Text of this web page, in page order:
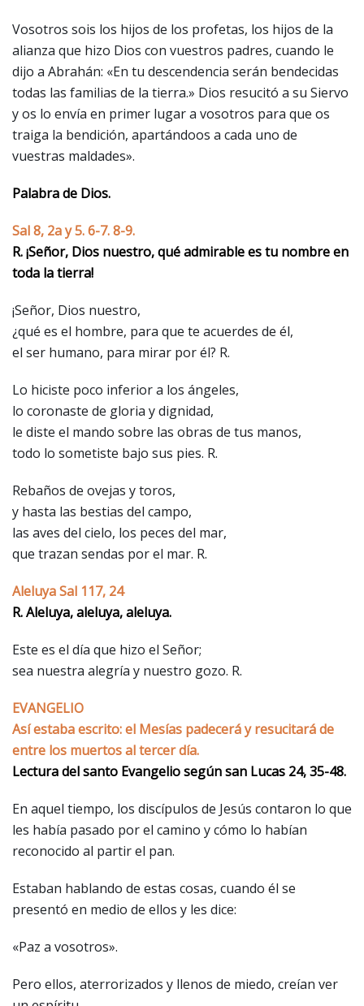
Vosotros sois los hijos de los profetas, los hijos de la
alianza que hizo Dios con vuestros padres, cuando le
dijo a Abrahán: «En tu descendencia serán bendecidas
todas las familias de la tierra.» Dios resucitó a su Siervo
y os lo envía en primer lugar a vosotros para que os
traiga la bendición, apartándoos a cada uno de
vuestras maldades».
Palabra de Dios.
Sal 8, 2a y 5. 6-7. 8-9.
R. ¡Señor, Dios nuestro, qué admirable es tu nombre en
toda la tierra!
¡Señor, Dios nuestro,
¿qué es el hombre, para que te acuerdes de él,
el ser humano, para mirar por él? R.
Lo hiciste poco inferior a los ángeles,
lo coronaste de gloria y dignidad,
le diste el mando sobre las obras de tus manos,
todo lo sometiste bajo sus pies. R.
Rebaños de ovejas y toros,
y hasta las bestias del campo,
las aves del cielo, los peces del mar,
que trazan sendas por el mar. R.
Aleluya Sal 117, 24
R. Aleluya, aleluya, aleluya.
Este es el día que hizo el Señor;
sea nuestra alegría y nuestro gozo. R.
EVANGELIO
Así estaba escrito: el Mesías padecerá y resucitará de
entre los muertos al tercer día.
Lectura del santo Evangelio según san Lucas 24, 35-48.
En aquel tiempo, los discípulos de Jesús contaron lo que
les había pasado por el camino y cómo lo habían
reconocido al partir el pan.
Estaban hablando de estas cosas, cuando él se
presentó en medio de ellos y les dice:
«Paz a vosotros».
Pero ellos, aterrorizados y llenos de miedo, creían ver